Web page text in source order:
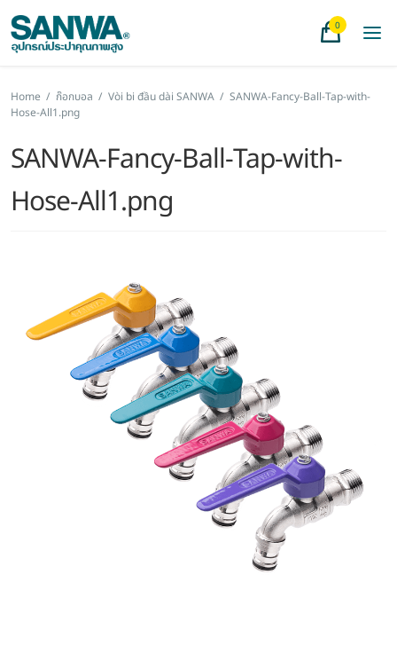
0
Home / ก๊อกบอล / Vòi bi đầu dài SANWA / SANWA-Fancy-Ball-Tap-with-
Hose-All1.png
SANWA-Fancy-Ball-Tap-with-
Hose-All1.png